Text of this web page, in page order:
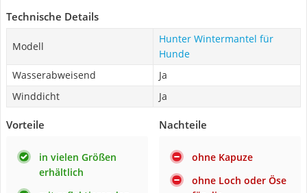
Technische Details
Modell
Hunter Wintermantel für
Hunde
Wasserabweisend
Ja
Winddicht
Ja
Vorteile
in vielen Größen
erhältlich
Nachteile
ohne Kapuze
ohne Loch oder Öse